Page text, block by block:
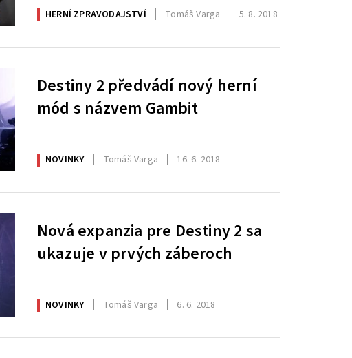
HERNÍ ZPRAVODAJSTVÍ Tomáš Varga 5. 8. 2018
Destiny 2 předvádí nový herní
mód s názvem Gambit
NOVINKY Tomáš Varga 16. 6. 2018
Nová expanzia pre Destiny 2 sa
ukazuje v prvých záberoch
NOVINKY Tomáš Varga 6. 6. 2018